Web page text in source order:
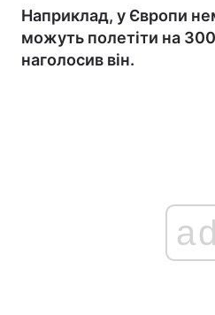
Наприклад, у Європи
можуть полетіти на
наголосив він.
ad